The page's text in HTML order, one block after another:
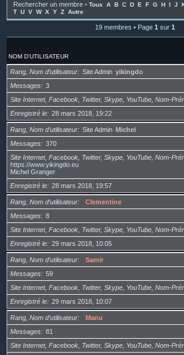
Rechercher un membre • Tous A B C D E F G H I J
T U V W X Y Z Autre
19 membres • Page 1 sur 1
NOM D’UTILISATEUR
Rang, Nom d’utilisateur Site Admin yikingdo
Messages
3
Site Internet, Facebook, Twitter, Skype, YouTube, Nom-
Enregistré le
28 mars 2018, 19:22
Rang, Nom d’utilisateur Site Admin Michel
Messages
370
Site Internet, Facebook, Twitter, Skype, YouTube, Nom-
https://www.yikingdo.eu
Michel Granger
Enregistré le
28 mars 2018, 19:57
Rang, Nom d’utilisateur
Clementine
Messages
8
Site Internet, Facebook, Twitter, Skype, YouTube, Nom-
Enregistré le
29 mars 2018, 10:05
Rang, Nom d’utilisateur
Samir
Messages
59
Site Internet, Facebook, Twitter, Skype, YouTube, Nom-
Enregistré le
29 mars 2018, 10:07
Rang, Nom d’utilisateur
Manu
Messages
81
Site Internet, Facebook, Twitter, Skype, YouTube, Nom-